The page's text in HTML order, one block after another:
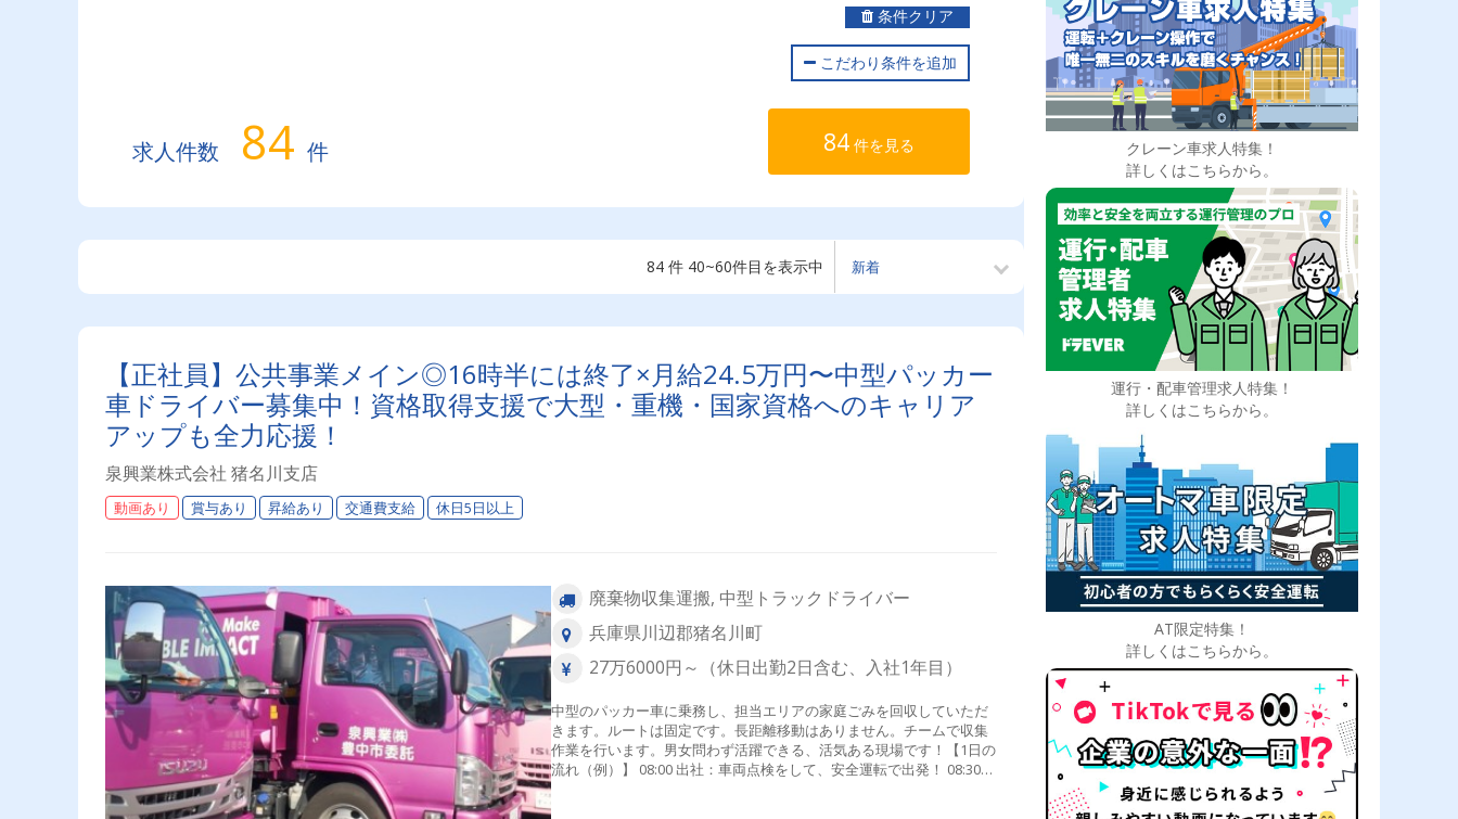
条件クリア
こだわり条件を追加
求人件数 84 件 84 件を見る
84 件 40~60件目を表示中
【正社員】公共事業メイン◎16時半には終了×月給24.5万円〜中型パッカー
車ドライバー募集中！資格取得支援で大型・重機・国家資格へのキャリア
アップも全力応援！
泉興業株式会社 猪名川支店
動画あり 賞与あり 昇給あり 交通費支給 休日5日以上
廃棄物収集運搬, 中型トラックドライバー
兵庫県川辺郡猪名川町
27万6000円～（休日出勤2日含む、入社1年目）
中型のパッカー車に乗務し、担当エリアの家庭ごみを回収していただ
きます。ルートは固定です。長距離移動はありません。チームで収集
作業を行います。男女問わず活躍できる、活気ある現場です！【1日の
流れ（例）】 08:00 出社：車両点検をして、安全運転で出発！ 08:30
収集：決まったルートをまわります。12:00 搬入：クリーンセンター
へ運びます。14:00：お昼休憩（1時間）15:00 帰社：車両のメンテナン
クレーン車求人特集！
詳しくはこちらから。
運行・配車管理求人特集！
詳しくはこちらから。
AT限定特集！
詳しくはこちらから。